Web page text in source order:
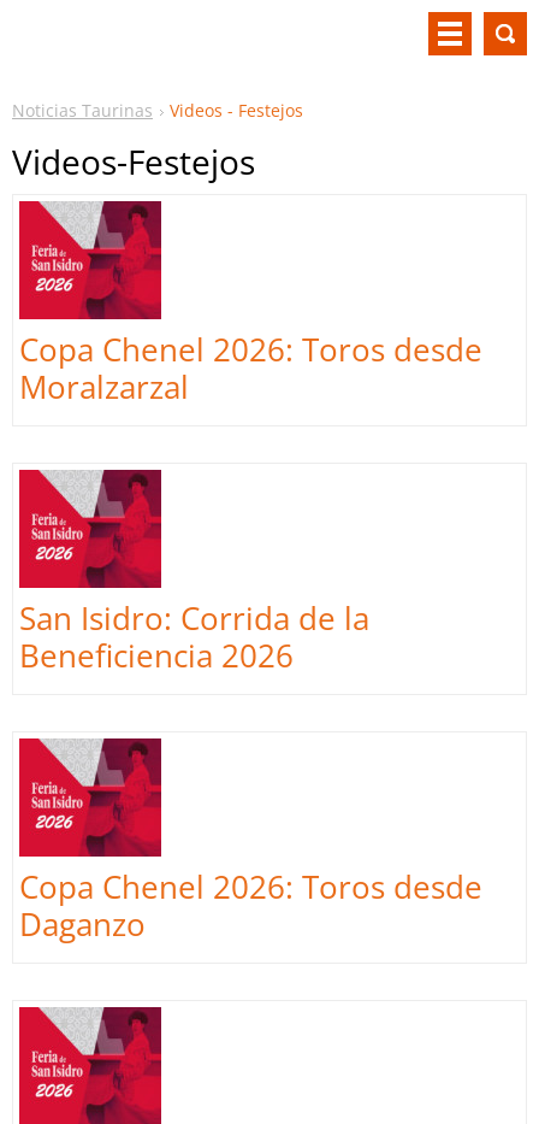
Noticias Taurinas Videos - Festejos
Videos-Festejos
Copa Chenel 2026: Toros desde
Moralzarzal
San Isidro: Corrida de la
Beneficiencia 2026
Copa Chenel 2026: Toros desde
Daganzo